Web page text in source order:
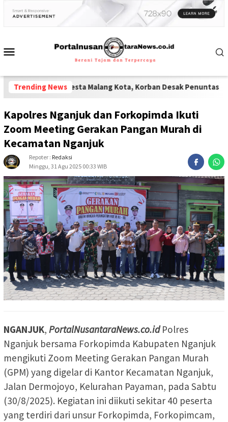
Trending News
Polresta Malang Kota, Korban Desak Penuntasan Kode Etik"
Kapolres Nganjuk dan Forkopimda Ikuti
Zoom Meeting Gerakan Pangan Murah di
Kecamatan Nganjuk
Repoter : Redaksi
Minggu, 31 Agu 2025 00:33 WIB
NGANJUK, PortalNusantaraNews.co.idPolres
Nganjuk bersama Forkopimda Kabupaten Nganjuk
mengikuti Zoom Meeting Gerakan Pangan Murah
(GPM) yang digelar di Kantor Kecamatan Nganjuk,
Jalan Dermojoyo, Kelurahan Payaman, pada Sabtu
(30/8/2025). Kegiatan ini diikuti sekitar 40 peserta
yang terdiri dari unsur Forkopimda, Forkopimcam,